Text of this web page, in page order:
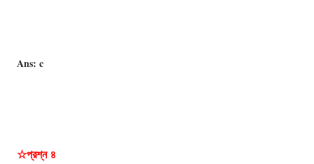
Ans: c
☆প্রশ্ন ৪